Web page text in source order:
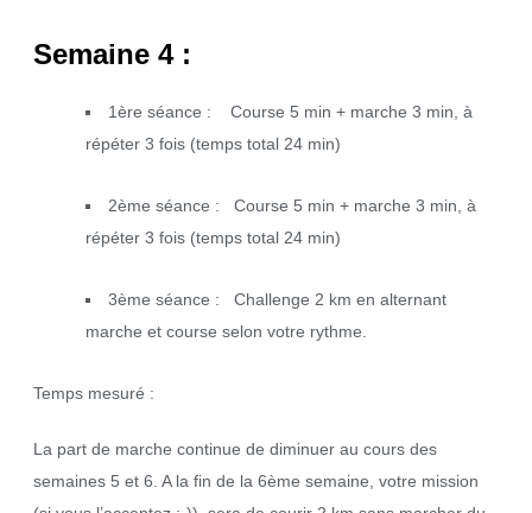
Semaine 4 :
1ère séance : Course 5 min + marche 3 min, à
répéter 3 fois (temps total 24 min)
2ème séance : Course 5 min + marche 3 min, à
répéter 3 fois (temps total 24 min)
3ème séance : Challenge 2 km en alternant
marche et course selon votre rythme.
Temps mesuré :
La part de marche continue de diminuer au cours des
semaines 5 et 6. A la fin de la 6ème semaine, votre mission